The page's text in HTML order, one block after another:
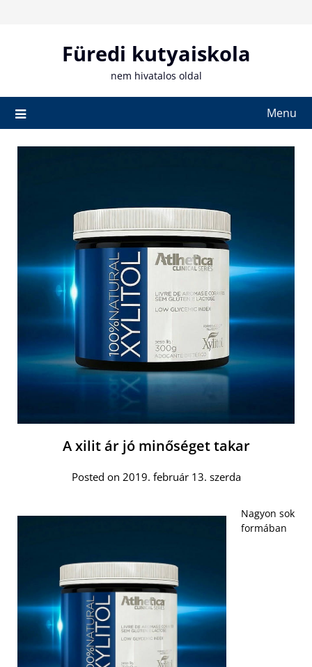
Füredi kutyaiskola
nem hivatalos oldal
Menu
A xilit ár jó minőséget takar
Posted on 2019. február 13. szerda
Nagyon sok
formában